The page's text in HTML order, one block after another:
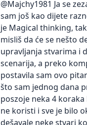
@Majchy1981 Ja se
sam još kao dijete
je Magical thinking,
misliš da će se nešto
upravljanja stvarima i
scenarija, a preko
postavila sam ovo
što sam jednog dana
poszoje neka 4
ne koristi i sve je bilo
dešavale neke stvari